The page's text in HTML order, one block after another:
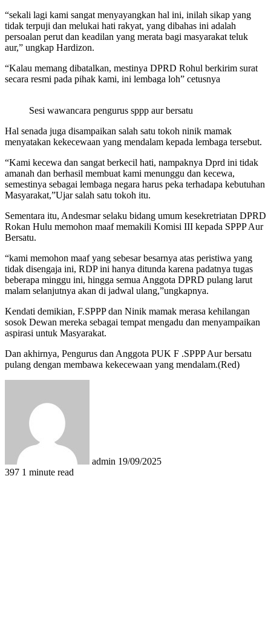
“sekali lagi kami sangat menyayangkan hal ini, inilah sikap yang
tidak terpuji dan melukai hati rakyat, yang dibahas ini adalah
persoalan perut dan keadilan yang merata bagi masyarakat teluk
aur,” ungkap Hardizon.
“Kalau memang dibatalkan, mestinya DPRD Rohul berkirim surat
secara resmi pada pihak kami, ini lembaga loh” cetusnya
Sesi wawancara pengurus sppp aur bersatu
Hal senada juga disampaikan salah satu tokoh ninik mamak
menyatakan kekecewaan yang mendalam kepada lembaga tersebut.
“Kami kecewa dan sangat berkecil hati, nampaknya Dprd ini tidak
amanah dan berhasil membuat kami menunggu dan kecewa,
semestinya sebagai lembaga negara harus peka terhadapa kebutuhan
Masyarakat,”Ujar salah satu tokoh itu.
Sementara itu, Andesmar selaku bidang umum kesekretriatan DPRD
Rokan Hulu memohon maaf memakili Komisi III kepada SPPP Aur
Bersatu.
“kami memohon maaf yang sebesar besarnya atas peristiwa yang
tidak disengaja ini, RDP ini hanya ditunda karena padatnya tugas
beberapa minggu ini, hingga semua Anggota DPRD pulang larut
malam selanjutnya akan di jadwal ulang,”ungkapnya.
Kendati demikian, F.SPPP dan Ninik mamak merasa kehilangan
sosok Dewan mereka sebagai tempat mengadu dan menyampaikan
aspirasi untuk Masyarakat.
Dan akhirnya, Pengurus dan Anggota PUK F .SPPP Aur bersatu
pulang dengan membawa kekecewaan yang mendalam.(Red)
admin 19/09/2025
397 1 minute read